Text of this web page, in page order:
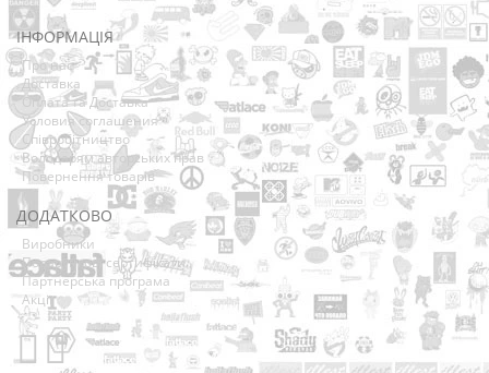
ІНФОРМАЦІЯ
Про нас
Доставка
Оплата та Доставка
Условия соглашения
Співробітництво
Володарям авторських прав
Повернення товарів
ДОДАТКОВО
Виробники
Подарункові сертифікати
Партнерська програма
Акції